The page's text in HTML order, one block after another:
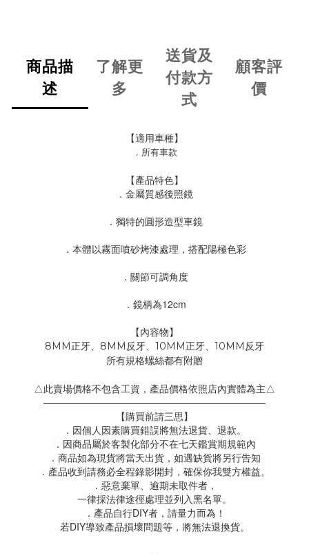
商品描
述
了解更
多
送貨及
付款方
式
顧客評
價
【適用車種】
．所有車款
【產品特色】
．金屬質感後照鏡
．獨特的圓形造型車鏡
．本體以霧面噴砂烤漆處理，搭配陽極色彩
．關節可調角度
．鏡柄為12cm
【內容物】
8MM正牙、8MM反牙、10MM正牙、10MM反牙
所有規格螺絲都有附贈
△此賣場價格不包含工資，產品價格依照店內實體為主△
———————————————————————
【購買前請三思】
．因個人因素購買錯誤將無法退貨、退款。
．因商品屬於客製化部分不在七天鑑賞期規範內
．商品如為現貨將當天出貨，如遇缺貨將另行告知
．產品收到請務必全程錄影開封，確保你我雙方權益。
．惡意棄單、逾期未取件者，
一律採法律途徑處理並列入黑名單。
．產品自行DIY者，請量力而為！
若DIY導致產品損壞問題等，將無法退換貨。